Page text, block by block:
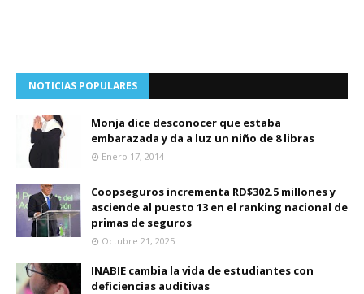
NOTICIAS POPULARES
Monja dice desconocer que estaba
embarazada y da a luz un niño de 8 libras
Enero 17, 2014
Coopseguros incrementa RD$302.5 millones y
asciende al puesto 13 en el ranking nacional de
primas de seguros
Octubre 21, 2025
INABIE cambia la vida de estudiantes con
deficiencias auditivas